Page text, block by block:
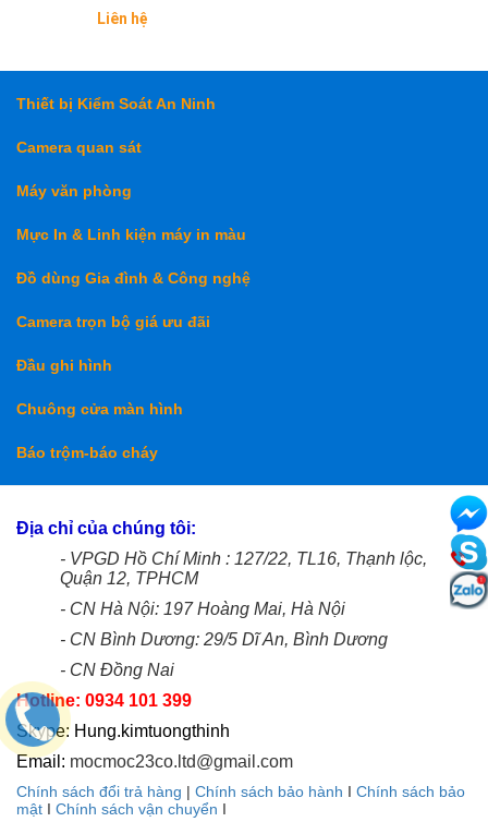
Liên hệ
Thiết bị Kiểm Soát An Ninh
Camera quan sát
Máy văn phòng
Mực In & Linh kiện máy in màu
Đồ dùng Gia đình & Công nghệ
Camera trọn bộ giá ưu đãi
Đầu ghi hình
Chuông cửa màn hình
Báo trộm-báo cháy
Địa chỉ của chúng tôi:
- VPGD Hồ Chí Minh : 127/22, TL16, Thạnh lộc,
Quận 12, TPHCM
- CN Hà Nội: 197 Hoàng Mai, Hà Nội
- CN Bình Dương: 29/5 Dĩ An, Bình Dương
- CN Đồng Nai
Hotline: 0934 101 399
Skype: Hung.kimtuongthinh
Email: mocmoc23co.ltd@gmail.com
Chính sách đổi trả hàng | Chính sách bảo hành I Chính sách bảo
mật I Chính sách vận chuyển I